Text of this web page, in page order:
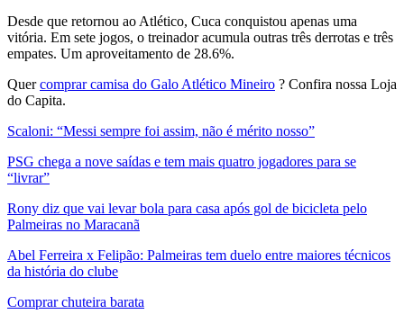
Desde que retornou ao Atlético, Cuca conquistou apenas uma
vitória. Em sete jogos, o treinador acumula outras três derrotas e três
empates. Um aproveitamento de 28.6%.
Quercomprar camisa do Galo Atlético Mineiro ? Confira nossa Loja
do Capita.
Scaloni: “Messi sempre foi assim, não é mérito nosso”
PSG chega a nove saídas e tem mais quatro jogadores para se
“livrar”
Rony diz que vai levar bola para casa após gol de bicicleta pelo
Palmeiras no Maracanã
Abel Ferreira x Felipão: Palmeiras tem duelo entre maiores técnicos
da história do clube
Comprar chuteira barata